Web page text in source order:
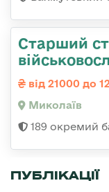
Старший
від 21000 до
Миколаїв
189 окремий
ПУБЛІКАЦІЇ